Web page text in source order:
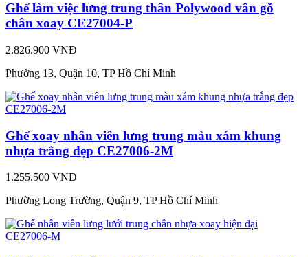
Ghế làm việc lưng trung thân Polywood vân gỗ
chân xoay CE27004-P
2.826.900 VNĐ
Phường 13, Quận 10, TP Hồ Chí Minh
Ghế xoay nhân viên lưng trung màu xám khung
nhựa trắng đẹp CE27006-2M
1.255.500 VNĐ
Phường Long Trường, Quận 9, TP Hồ Chí Minh